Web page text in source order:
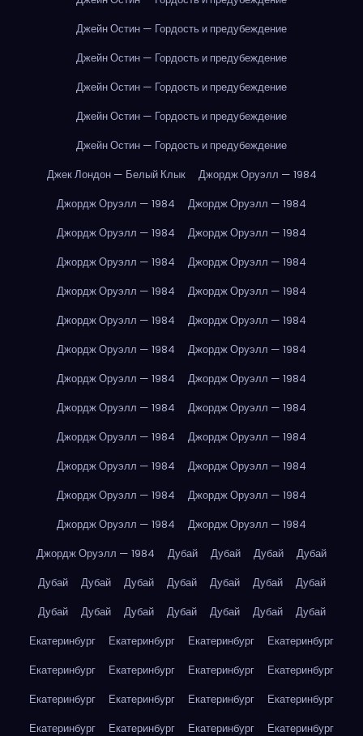
Джейн Остин — Гордость и предубеждение
Джейн Остин — Гордость и предубеждение
Джейн Остин — Гордость и предубеждение
Джейн Остин — Гордость и предубеждение
Джейн Остин — Гордость и предубеждение
Джек Лондон — Белый Клык
Джордж Оруэлл — 1984
Джордж Оруэлл — 1984
Джордж Оруэлл — 1984
Джордж Оруэлл — 1984
Джордж Оруэлл — 1984
Джордж Оруэлл — 1984
Джордж Оруэлл — 1984
Джордж Оруэлл — 1984
Джордж Оруэлл — 1984
Джордж Оруэлл — 1984
Джордж Оруэлл — 1984
Джордж Оруэлл — 1984
Джордж Оруэлл — 1984
Джордж Оруэлл — 1984
Джордж Оруэлл — 1984
Джордж Оруэлл — 1984
Джордж Оруэлл — 1984
Джордж Оруэлл — 1984
Джордж Оруэлл — 1984
Джордж Оруэлл — 1984
Джордж Оруэлл — 1984
Джордж Оруэлл — 1984
Джордж Оруэлл — 1984
Джордж Оруэлл — 1984
Джордж Оруэлл — 1984
Джордж Оруэлл — 1984
Дубай Дубай Дубай
Дубай
Дубай
Дубай Дубай Дубай Дубай Дубай
Дубай
Дубай
Дубай Дубай Дубай Дубай Дубай
Дубай
Екатеринбург
Екатеринбург Екатеринбург
Екатеринбург
Екатеринбург
Екатеринбург Екатеринбург
Екатеринбург
Екатеринбург
Екатеринбург Екатеринбург
Екатеринбург
Екатеринбург
Екатеринбург Екатеринбург
Екатеринбург